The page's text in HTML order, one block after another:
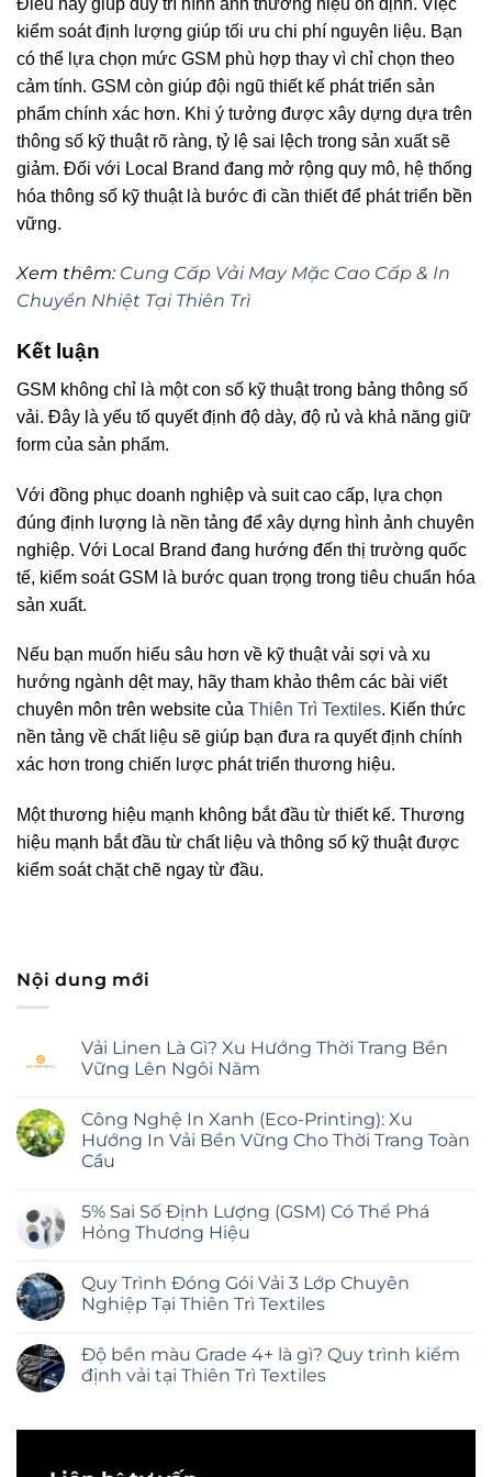
kiểm soát định lượng giúp tối ưu chi phí nguyên liệu. Bạn
có thể lựa chọn mức GSM phù hợp thay vì chỉ chọn theo
cảm tính. GSM còn giúp đội ngũ thiết kế phát triển sản
phẩm chính xác hơn. Khi ý tưởng được xây dựng dựa trên
thông số kỹ thuật rõ ràng, tỷ lệ sai lệch trong sản xuất sẽ
giảm. Đối với Local Brand đang mở rộng quy mô, hệ thống
hóa thông số kỹ thuật là bước đi cần thiết để phát triển bền
vững.
Xem thêm: Cung Cấp Vải May Mặc Cao Cấp & In
Chuyển Nhiệt Tại Thiên Trì
Kết luận
GSM không chỉ là một con số kỹ thuật trong bảng thông số
vải. Đây là yếu tố quyết định độ dày, độ rủ và khả năng giữ
form của sản phẩm.
Với đồng phục doanh nghiệp và suit cao cấp, lựa chọn
đúng định lượng là nền tảng để xây dựng hình ảnh chuyên
nghiệp. Với Local Brand đang hướng đến thị trường quốc
tế, kiểm soát GSM là bước quan trọng trong tiêu chuẩn hóa
sản xuất.
Nếu bạn muốn hiểu sâu hơn về kỹ thuật vải sợi và xu
hướng ngành dệt may, hãy tham khảo thêm các bài viết
chuyên môn trên website của Thiên Trì Textiles. Kiến thức
nền tảng về chất liệu sẽ giúp bạn đưa ra quyết định chính
xác hơn trong chiến lược phát triển thương hiệu.
Một thương hiệu mạnh không bắt đầu từ thiết kế. Thương
hiệu mạnh bắt đầu từ chất liệu và thông số kỹ thuật được
kiểm soát chặt chẽ ngay từ đầu.
Nội dung mới
Vải Linen Là Gì? Xu Hướng Thời Trang Bền
Vững Lên Ngôi Năm
bình
luận
ở
Vải
Gì?
Xu
Hướng
Bền
Vững
Lên
Ngôi
Công Nghệ In Xanh (Eco-Printing): Xu
Hướng In Vải Bền Vững Cho Thời Trang Toàn
Cầu
bình
luận
ở
In
Xanh
(Eco-
Hướng
In
Vải
5% Sai Số Định Lượng (GSM) Có Thể Phá
Hỏng Thương Hiệu
bình
luận
ở
Số
Định
Lượng
Quy Trình Đóng Gói Vải 3 Lớp Chuyên
Nghiệp Tại Thiên Trì Textiles
bình
luận
ở
Độ bền màu Grade 4+ là gì? Quy trình kiểm
định vải tại Thiên Trì Textiles